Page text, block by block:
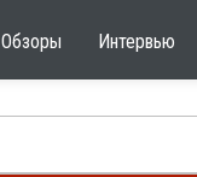
Обзоры Интервью